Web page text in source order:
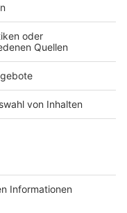
Hotline
Hotline